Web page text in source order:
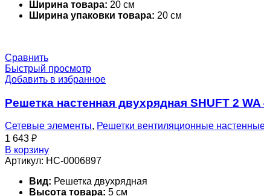
Ширина товара: 20 см
Ширина упаковки товара: 20 см
Сравнить
Быстрый просмотр
Добавить в избранное
Решетка настенная двухрядная SHUFT 2 WA
Сетевые элементы, Решетки вентиляционные
1 643 ₽
В корзину
Артикул: НС-0006897
Вид: Решетка двухрядная
Высота товара: 5 см